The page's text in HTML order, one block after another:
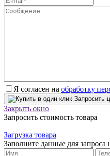
Я согласен на обработку
Запросить
Закрыть окно
Запросить стоимость товара
Загрузка товара
Заполните данные для запроса